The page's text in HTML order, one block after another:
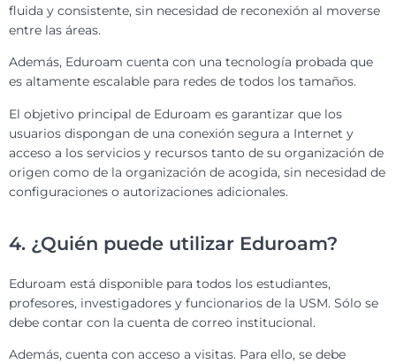
fluida y consistente, sin necesidad de reconexión al moverse
entre las áreas.
Además, Eduroam cuenta con una tecnología probada que
es altamente escalable para redes de todos los tamaños.
El objetivo principal de Eduroam es garantizar que los
usuarios dispongan de una conexión segura a Internet y
acceso a los servicios y recursos tanto de su organización de
origen como de la organización de acogida, sin necesidad de
configuraciones o autorizaciones adicionales.
4. ¿Quién puede utilizar Eduroam?
Eduroam está disponible para todos los estudiantes,
profesores, investigadores y funcionarios de la USM. Sólo se
debe contar con la cuenta de correo institucional.
Además, cuenta con acceso a visitas. Para ello, se debe